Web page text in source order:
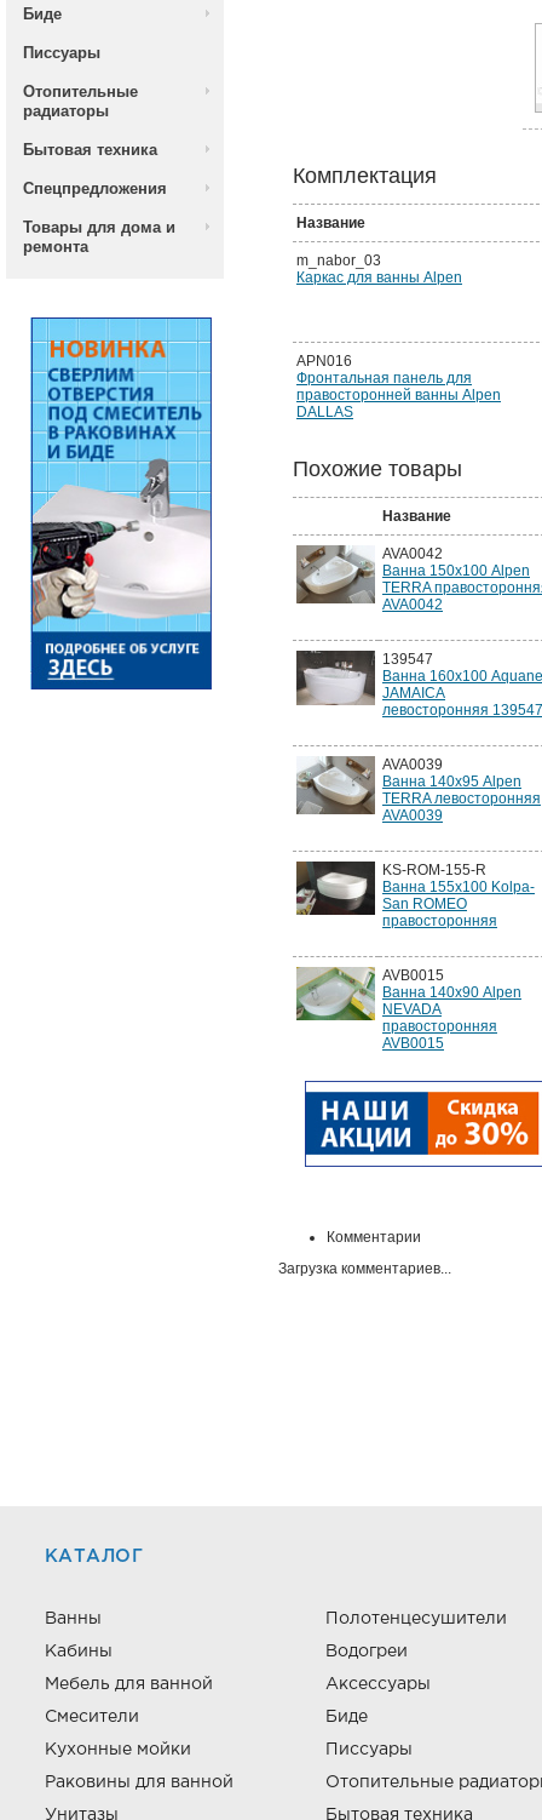
Биде
Писсуары
Отопительные
радиаторы
Бытовая техника
Спецпредложения
Товары для дома и
ремонта
Комплектация
Название
m_nabor_03
Каркас для ванны Alpen
APN016
Фронтальная панель для
правосторонней ванны Alpen
DALLAS
Похожие товары
Название
AVA0042
Ванна 150х100 Alpen
TERRA
AVA0042
139547
Ванна 160х100
JAMAICA
левосторонняя 139547
AVA0039
Ванна 140х95 Alpen
TERRA левосторонняя
AVA0039
KS-ROM-155-R
Ванна 155x100 Kolpa-
San ROMEO
правосторонняя
AVB0015
Ванна 140х90 Alpen
NEVADA
правосторонняя
AVB0015
Комментарии
Загрузка комментариев...
КАТАЛОГ
Ванны
Кабины
Мебель для ванной
Смесители
Кухонные мойки
Раковины для ванной
Унитазы
Полотенцесушители
Водогреи
Аксессуары
Биде
Писсуары
Отопительные
Бытовая техника